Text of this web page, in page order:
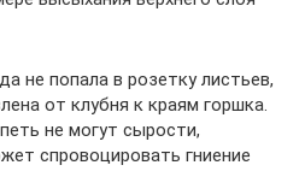
не попала в розетку листьев,
от клубня к краям горшка.
не могут сырости,
спровоцировать гниение